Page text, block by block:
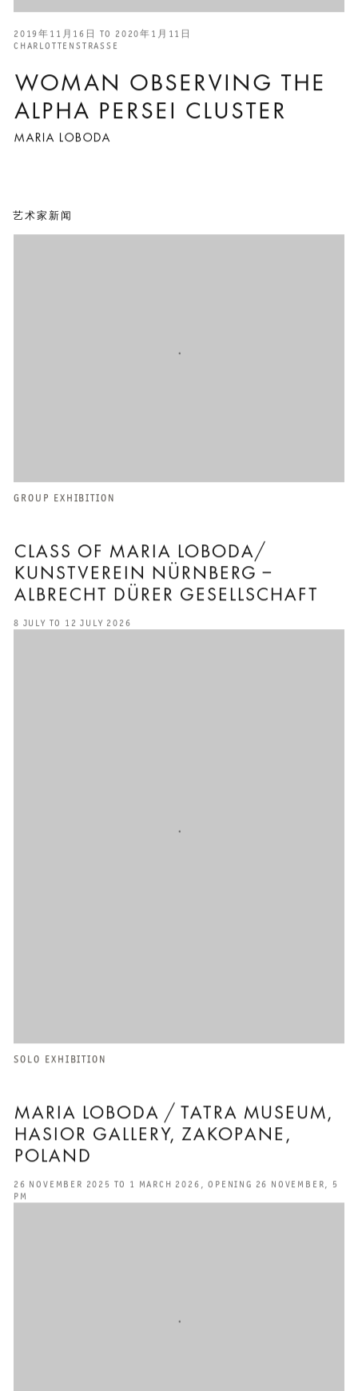
WOMAN OBSERVING THE
ALPHA PERSEI CLUSTER
MARIA LOBODA
2019年11月16日 TO 2020年1月11日
CHARLOTTENSTRASSE
艺术家新闻
CLASS OF MARIA LOBODA/
KUNSTVEREIN NÜRNBERG –
ALBRECHT DÜRER GESELLSCHAFT
GROUP EXHIBITION
8 JULY TO 12 JULY 2026
MARIA LOBODA / TATRA MUSEUM,
HASIOR GALLERY, ZAKOPANE,
POLAND
SOLO EXHIBITION
26 NOVEMBER 2025 TO 1 MARCH 2026, OPENING 26 NOVEMBER, 5
PM